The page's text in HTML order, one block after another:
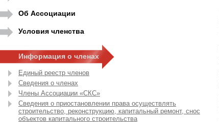
Об Ассоциации
Условия членства
Информация о членах
Единый реестр членов
Сведения о членах
Члены Ассоциации «СКС»
Сведения о приостановлении права осуществлять
строительство, реконструкцию, капитальный ремонт, снос
объектов капитального строительства